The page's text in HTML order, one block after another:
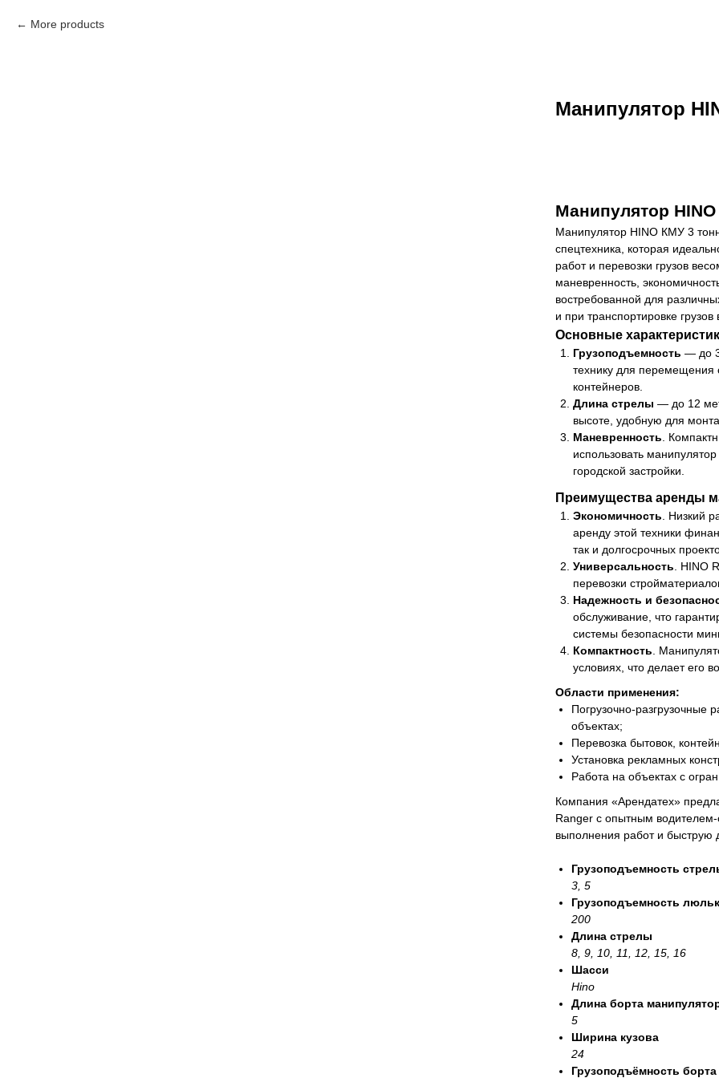
More products
Манипулятор
Манипулятор
Манипулятор HINO КМУ 3
спецтехника, которая
работ и перевозки грузов
маневренность,
востребованной для
и при транспортировке
Основные
Грузоподъемность — до 3
технику для перемещения
контейнеров.
Длина стрелы — до 12
высоте, удобную для
Маневренность .
использовать
городской застройки.
Преимущества аренды
Экономичность . Низкий
аренду этой техники
так и долгосрочных
Универсальность . HINO
перевозки
Надежность и
обслуживание, что
системы безопасности
Компактность .
условиях, что делает его
Области применения:
Погрузочно-
объектах;
Перевозка бытовок,
Установка рекламных
Работа на объектах с
Компания «Арендатех»
Ranger с опытным
выполнения работ и быструю
Грузоподъемность
3, 5
Грузоподъемность
200
Длина стрелы
8, 9, 10, 11, 12, 15, 16
Шасси
Hino
Длина борта
5
Ширина кузова
24
Грузоподъёмность борта